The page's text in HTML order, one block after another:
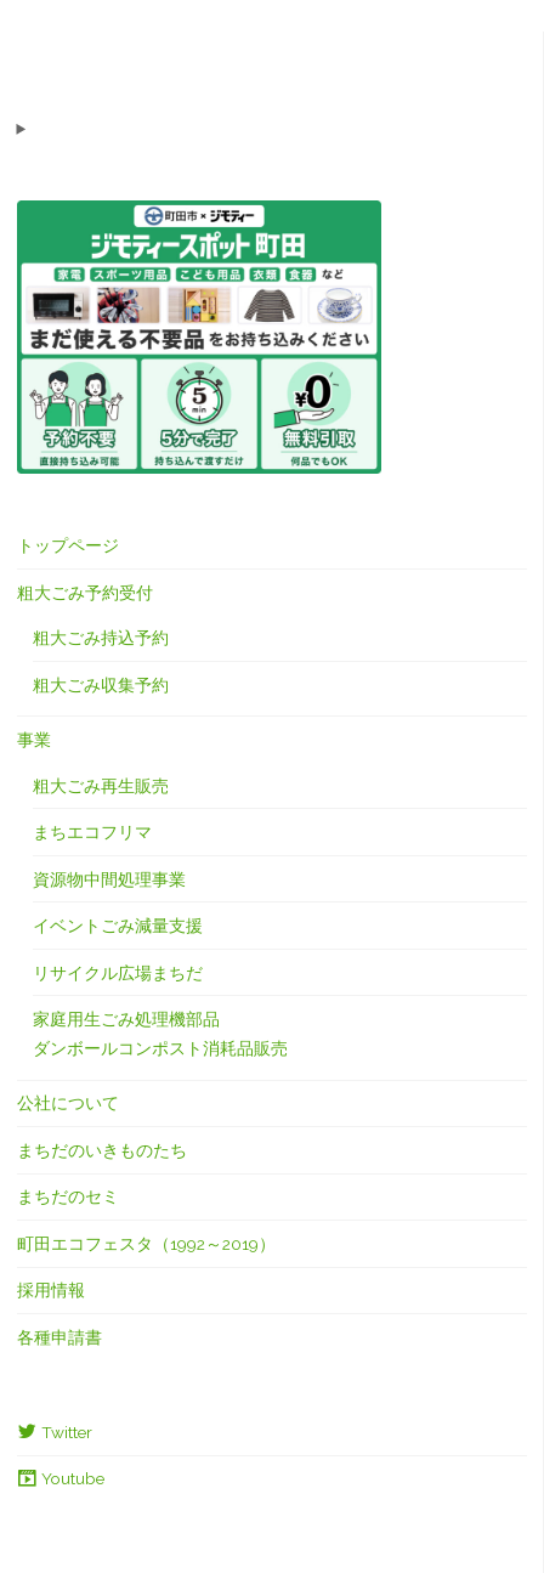
トップページ
粗大ごみ予約受付
粗大ごみ持込予約
粗大ごみ収集予約
事業
粗大ごみ再生販売
まちエコフリマ
資源物中間処理事業
イベントごみ減量支援
リサイクル広場まちだ
家庭用生ごみ処理機部品
ダンボールコンポスト消耗品販売
公社について
まちだのいきものたち
まちだのセミ
町田エコフェスタ（1992～2019）
採用情報
各種申請書
Twitter
Youtube